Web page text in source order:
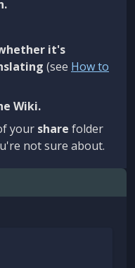
it's
(see How to
Wiki.
your share folder
not sure about.